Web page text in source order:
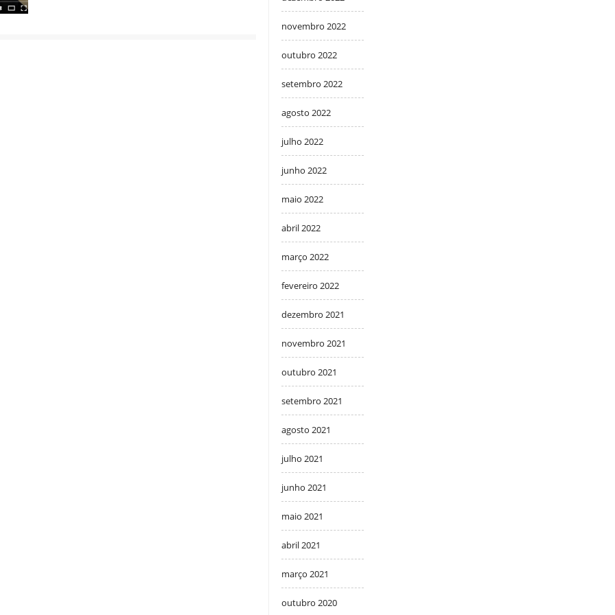
novembro 2022
outubro 2022
setembro 2022
agosto 2022
julho 2022
junho 2022
maio 2022
abril 2022
março 2022
fevereiro 2022
dezembro 2021
novembro 2021
outubro 2021
setembro 2021
agosto 2021
julho 2021
junho 2021
maio 2021
abril 2021
março 2021
outubro 2020